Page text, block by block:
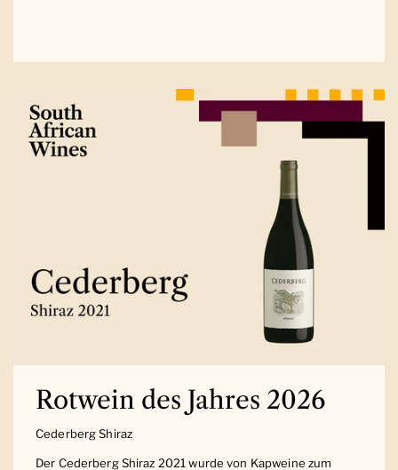
Rotwein des Jahres 2026
Cederberg Shiraz
Der Cederberg Shiraz 2021 wurde von Kapweine zum